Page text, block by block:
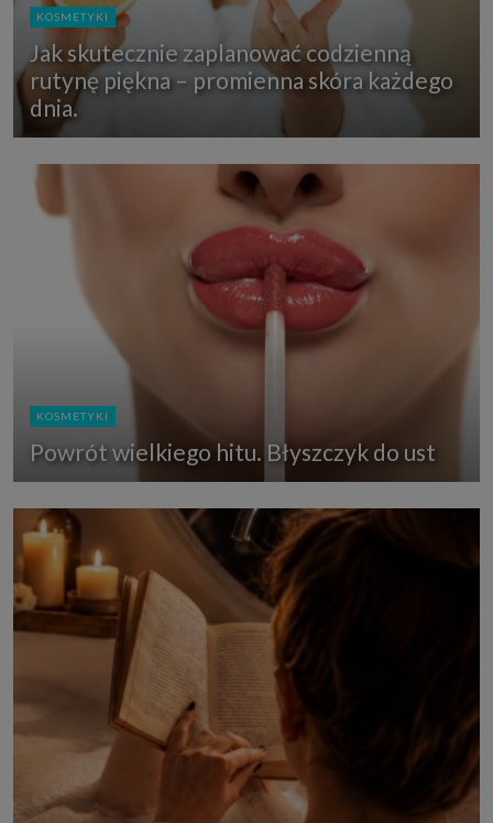
KOSMETYKI
Jak skutecznie zaplanować codzienną
rutynę piękna – promienna skóra każdego
dnia.
KOSMETYKI
Powrót wielkiego hitu. Błyszczyk do ust